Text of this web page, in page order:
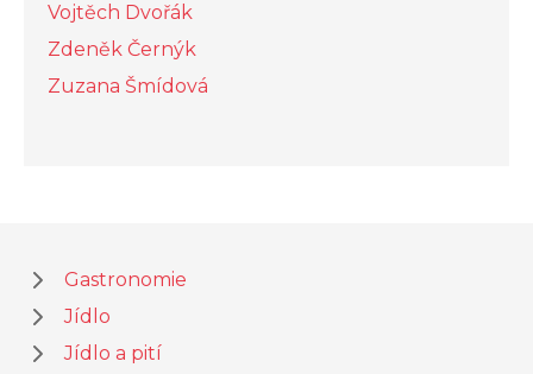
Vojtěch Dvořák
Zdeněk Černýk
Zuzana Šmídová
Gastronomie
Jídlo
Jídlo a pití